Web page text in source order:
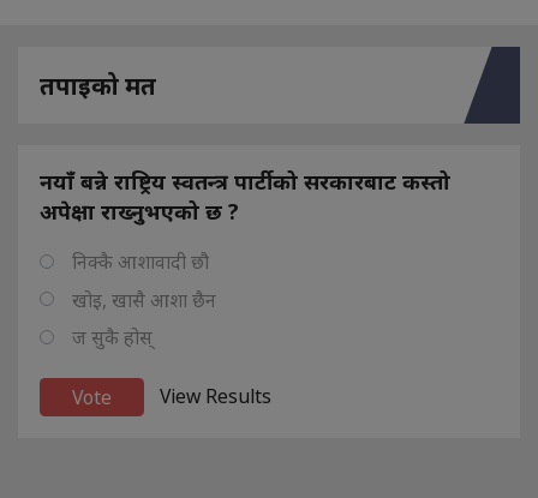
तपाइको मत
नयाँ बन्ने राष्ट्रिय स्वतन्त्र पार्टीको सरकारबाट कस्तो
अपेक्षा राख्नुभएको छ ?
निक्कै आशावादी छौ
खोइ, खासै आशा छैन
ज सुकै होस्
View Results